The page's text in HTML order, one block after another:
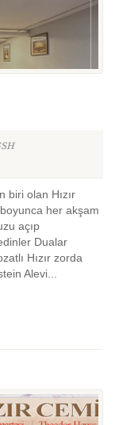
biri olan Hızır
her akşam
açıp
Dualar
Hızır zorda
Alevi...